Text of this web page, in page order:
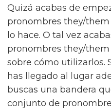
Quizá acabas de
pronombres they/
lo hace. O tal vez
pronombres they/
sobre cómo utilizarlos.
has llegado al lugar
buscas una bandera
conjunto de